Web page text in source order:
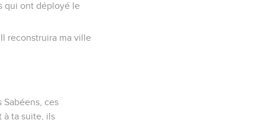
qui ont déployé le
reconstruira ma ville
ces
à ta suite, ils